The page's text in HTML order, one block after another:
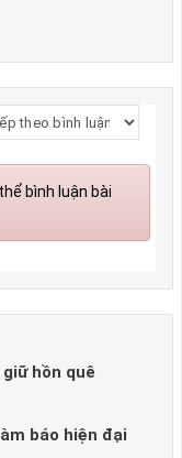
bình luận bài
hồn quê
báo hiện đại